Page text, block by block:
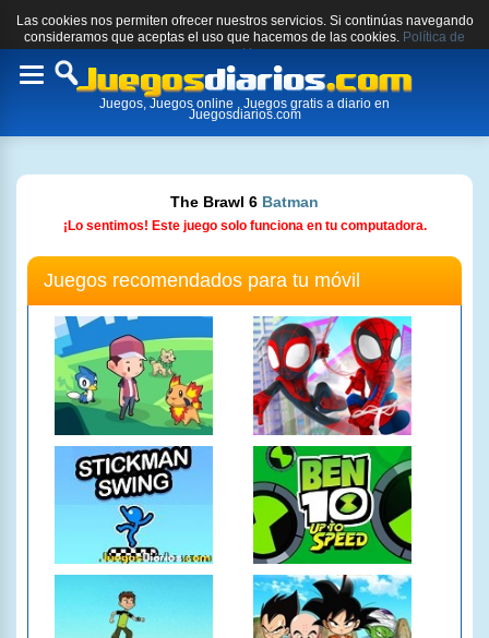
Las cookies nos permiten ofrecer nuestros servicios. Si continúas navegando
consideramos que aceptas el uso que hacemos de las cookies. Política de
cookies.
Toggle
Juegos, Juegos online , Juegos gratis a diario en
Juegosdiarios.com
The Brawl 6 Batman
¡Lo sentimos! Este juego solo funciona en tu computadora.
Juegos recomendados para tu móvil